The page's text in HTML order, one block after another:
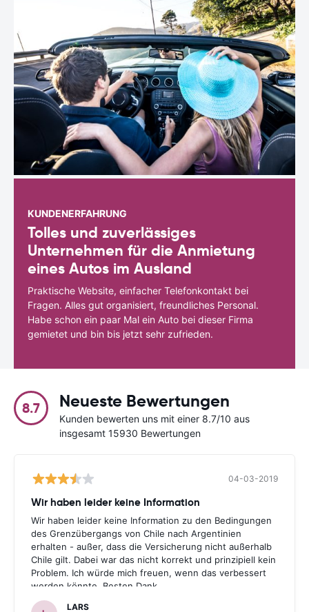
KUNDENERFAHRUNG
Tolles und zuverlässiges
Unternehmen für die Anmietung
eines Autos im Ausland
Praktische Website, einfacher Telefonkontakt bei
Fragen. Alles gut organisiert, freundliches Personal.
Habe schon ein paar Mal ein Auto bei dieser Firma
gemietet und bin bis jetzt sehr zufrieden.
8.7 Neueste Bewertungen
Kunden bewerten uns mit einer 8.7/10 aus
insgesamt 15930 Bewertungen
04-03-2019
Wir haben leider keine Information
Wir haben leider keine Information zu den Bedingungen
des Grenzübergangs von Chile nach Argentinien
erhalten - außer, dass die Versicherung nicht außerhalb
Chile gilt. Dabei war das nicht korrekt und prinzipiell kein
Problem. Ich würde mich freuen, wenn das verbessert
werden könnte. Besten Dank.
LARS